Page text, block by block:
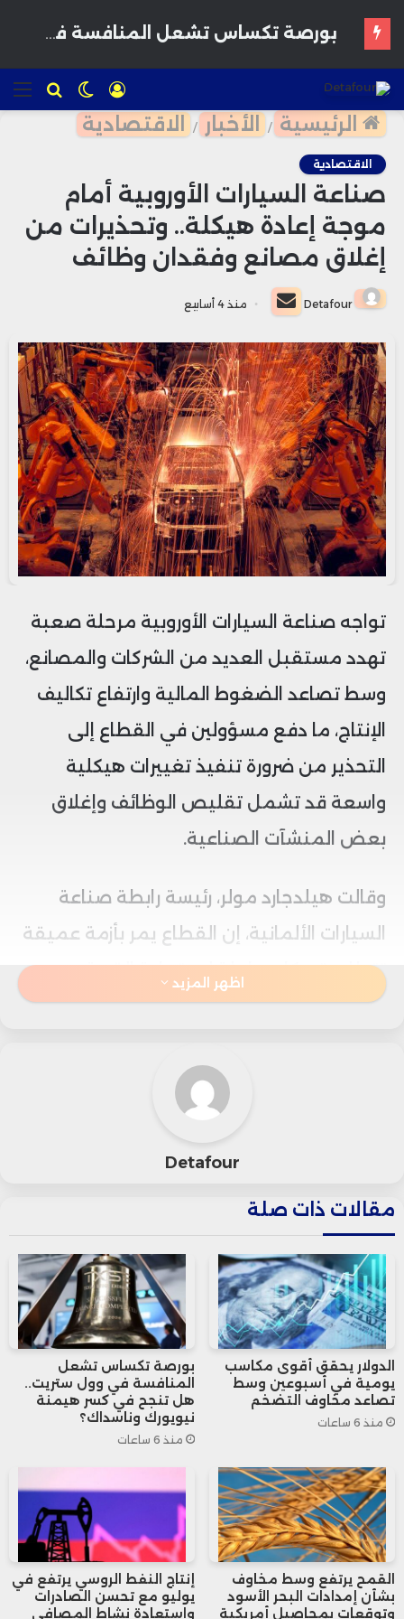
للبحث الوضع
المظلم
تسجيل
الدخول
الرئيسية / الأخبار / الاقتصادية
الاقتصادية
صناعة السيارات الأوروبية أمام
موجة إعادة هيكلة.. وتحذيرات من
إغلاق مصانع وفقدان وظائف
Detafour
أرسل
بريدا
إلكترونيا
منذ 4 أسابيع
تواجه صناعة السيارات الأوروبية مرحلة صعبة
تهدد مستقبل العديد من الشركات والمصانع،
وسط تصاعد الضغوط المالية وارتفاع تكاليف
الإنتاج، ما دفع مسؤولين في القطاع إلى
التحذير من ضرورة تنفيذ تغييرات هيكلية
واسعة قد تشمل تقليص الوظائف وإغلاق
بعض المنشآت الصناعية.
وقالت هيلدجارد مولر، رئيسة رابطة صناعة
السيارات الألمانية، إن القطاع يمر بأزمة عميقة
تتطلب تحركات عاجلة لاستعادة القدرة
التنافسية، مؤكدة أن استمرار الوضع الحالي قد
وإغلاق المصانع أمراً لا يمكن تفاديه.
“بلومبرج” أن كبرى شركات السيارات الأوروبية،
من بينها “فولكس فاجن” و**”ستيلانتس”**،
ارتفاع تكاليف الطاقة والعمالة، إضافة إلى
الأعباء التنظيمية والبيروقراطية التي تؤثر على
قدرتها على المنافسة.
وأضافت أن هذه التحديات تتزامن مع تصاعد
المنافسة العالمية، خصوصاً من شركات
السيارات الصينية التي تمكنت من تعزيز
حضورها في سوق السيارات الكهربائية، في
وقت لا تزال فيه تكاليف إنتاج المركبات
الكهربائية داخل أوروبا مرتفعة مقارنة بمناطق
اظهر المزيد
Detafour
مقالات ذات صلة
الدولار يحقق أقوى مكاسب
يومية في أسبوعين وسط
تصاعد مخاوف التضخم
منذ 6 ساعات
بورصة تكساس تشعل
المنافسة في وول ستريت..
هل تنجح في كسر هيمنة
نيويورك وناسداك؟
منذ 6 ساعات
القمح يرتفع وسط مخاوف
بشأن إمدادات البحر الأسود
وتوقعات بمحاصيل أمريكية
إنتاج النفط الروسي يرتفع في
يوليو مع تحسن الصادرات
واستعادة نشاط المصافي